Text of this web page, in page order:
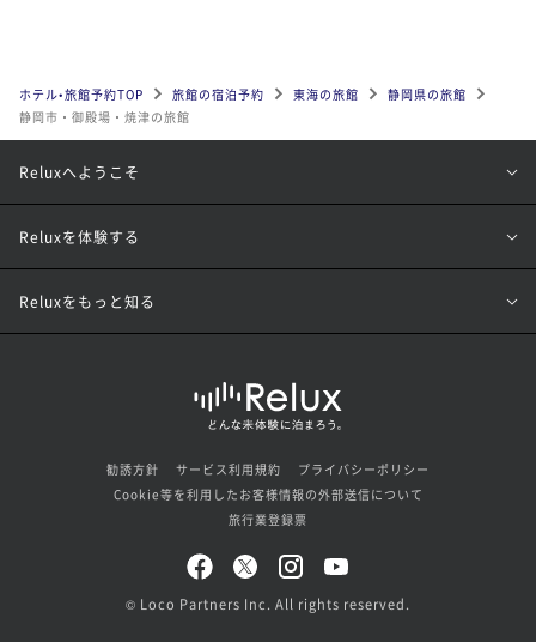
ホテル•旅館予約TOP 旅館の宿泊予約 東海の旅館
静岡県の旅館
静岡市・御殿場・焼津の旅館
Reluxへようこそ
Reluxを体験する
Reluxをもっと知る
勧誘方針 サービス利用規約
プライバシーポリシー
Cookie等を利用したお客様情報の外部送信について
旅行業登録票
© Loco Partners Inc. All rights reserved.